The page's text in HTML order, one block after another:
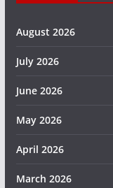
August 2026
July 2026
June 2026
May 2026
April 2026
March 2026